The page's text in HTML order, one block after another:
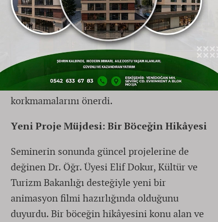
planlaması konusunda tavsiyelerde bulunan
Dokur, animasyonun sağladığı genişiş
fırsatlarına dikkat çekti. "Asla 'benimki
seçilmez' diye düşünmeyin" diyen Dokur,
öğrencilere lisans dönemini iyi
değerlendirmelerini ve ilk adımı atmaktan
korkmamalarını önerdi.
Yeni Proje Müjdesi: Bir Böceğin Hikâyesi
Seminerin sonunda güncel projelerine de
değinen Dr. Öğr. Üyesi Elif Dokur, Kültür ve
Turizm Bakanlığı desteğiyle yeni bir
animasyon filmi hazırlığında olduğunu
duyurdu. Bir böceğin hikâyesini konu alan ve